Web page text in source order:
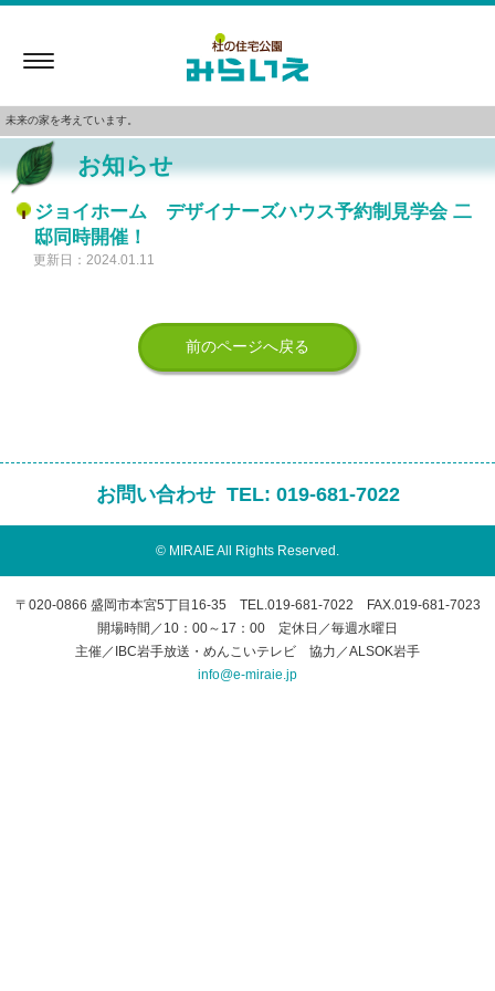
Toggle
未来の家を考えています。
お知らせ
ジョイホーム デザイナーズハウス予約制見学会 二
邸同時開催！
更新日：2024.01.11
前のページへ戻る
お問い合わせ TEL: 019-681-7022
© MIRAIE All Rights Reserved.
〒020-0866 盛岡市本宮5丁目16-35 TEL.019-681-7022 FAX.019-681-7023
開場時間／10：00～17：00 定休日／毎週水曜日
主催／IBC岩手放送・めんこいテレビ 協力／ALSOK岩手
info@e-miraie.jp